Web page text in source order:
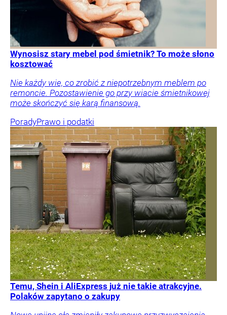
Wynosisz stary mebel pod śmietnik? To może słono
kosztować
Nie każdy wie, co zrobić z niepotrzebnym meblem po
remoncie. Pozostawienie go przy wiacie śmietnikowej
może skończyć się karą finansową.
PoradyPrawo i podatki
Temu, Shein i AliExpress już nie takie atrakcyjne.
Polaków zapytano o zakupy